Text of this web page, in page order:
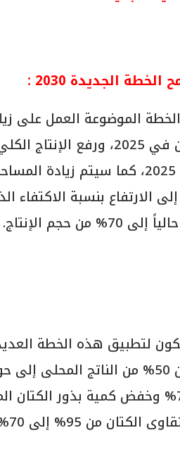
الجديدة 2030 :
لتطبيق هذه الخطة العديد
الكتان من 95% إلى 70%.